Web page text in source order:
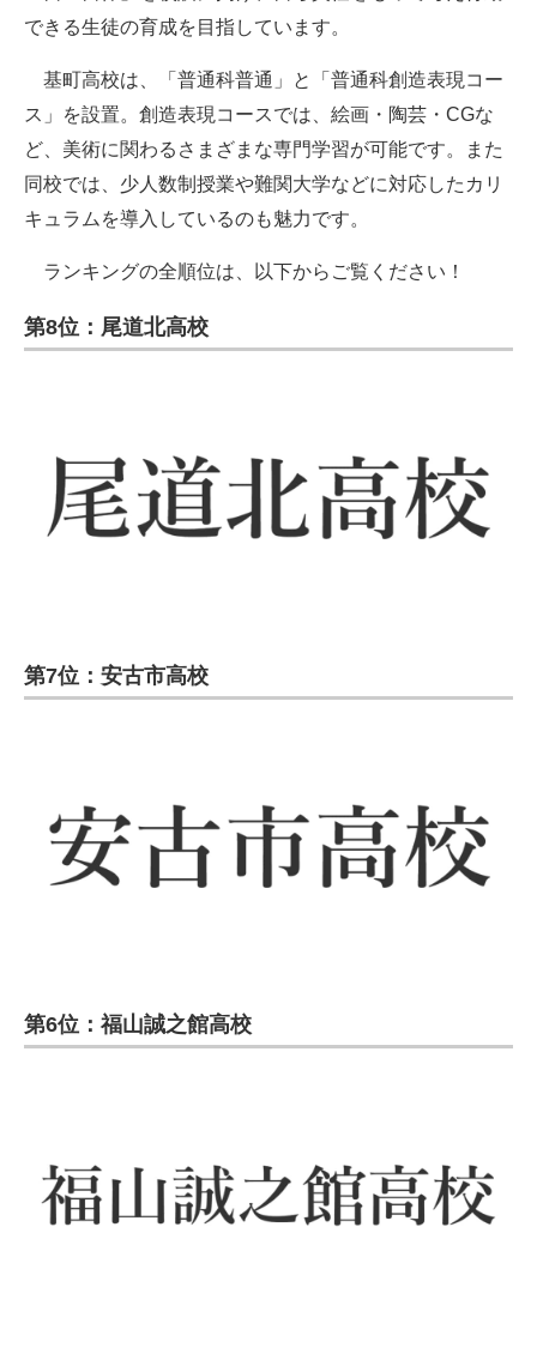
できる生徒の育成を目指しています。
基町高校は、「普通科普通」と「普通科創造表現コー
ス」を設置。創造表現コースでは、絵画・陶芸・CGな
ど、美術に関わるさまざまな専門学習が可能です。また
同校では、少人数制授業や難関大学などに対応したカリ
キュラムを導入しているのも魅力です。
ランキングの全順位は、以下からご覧ください！
第8位：尾道北高校
第7位：安古市高校
第6位：福山誠之館高校